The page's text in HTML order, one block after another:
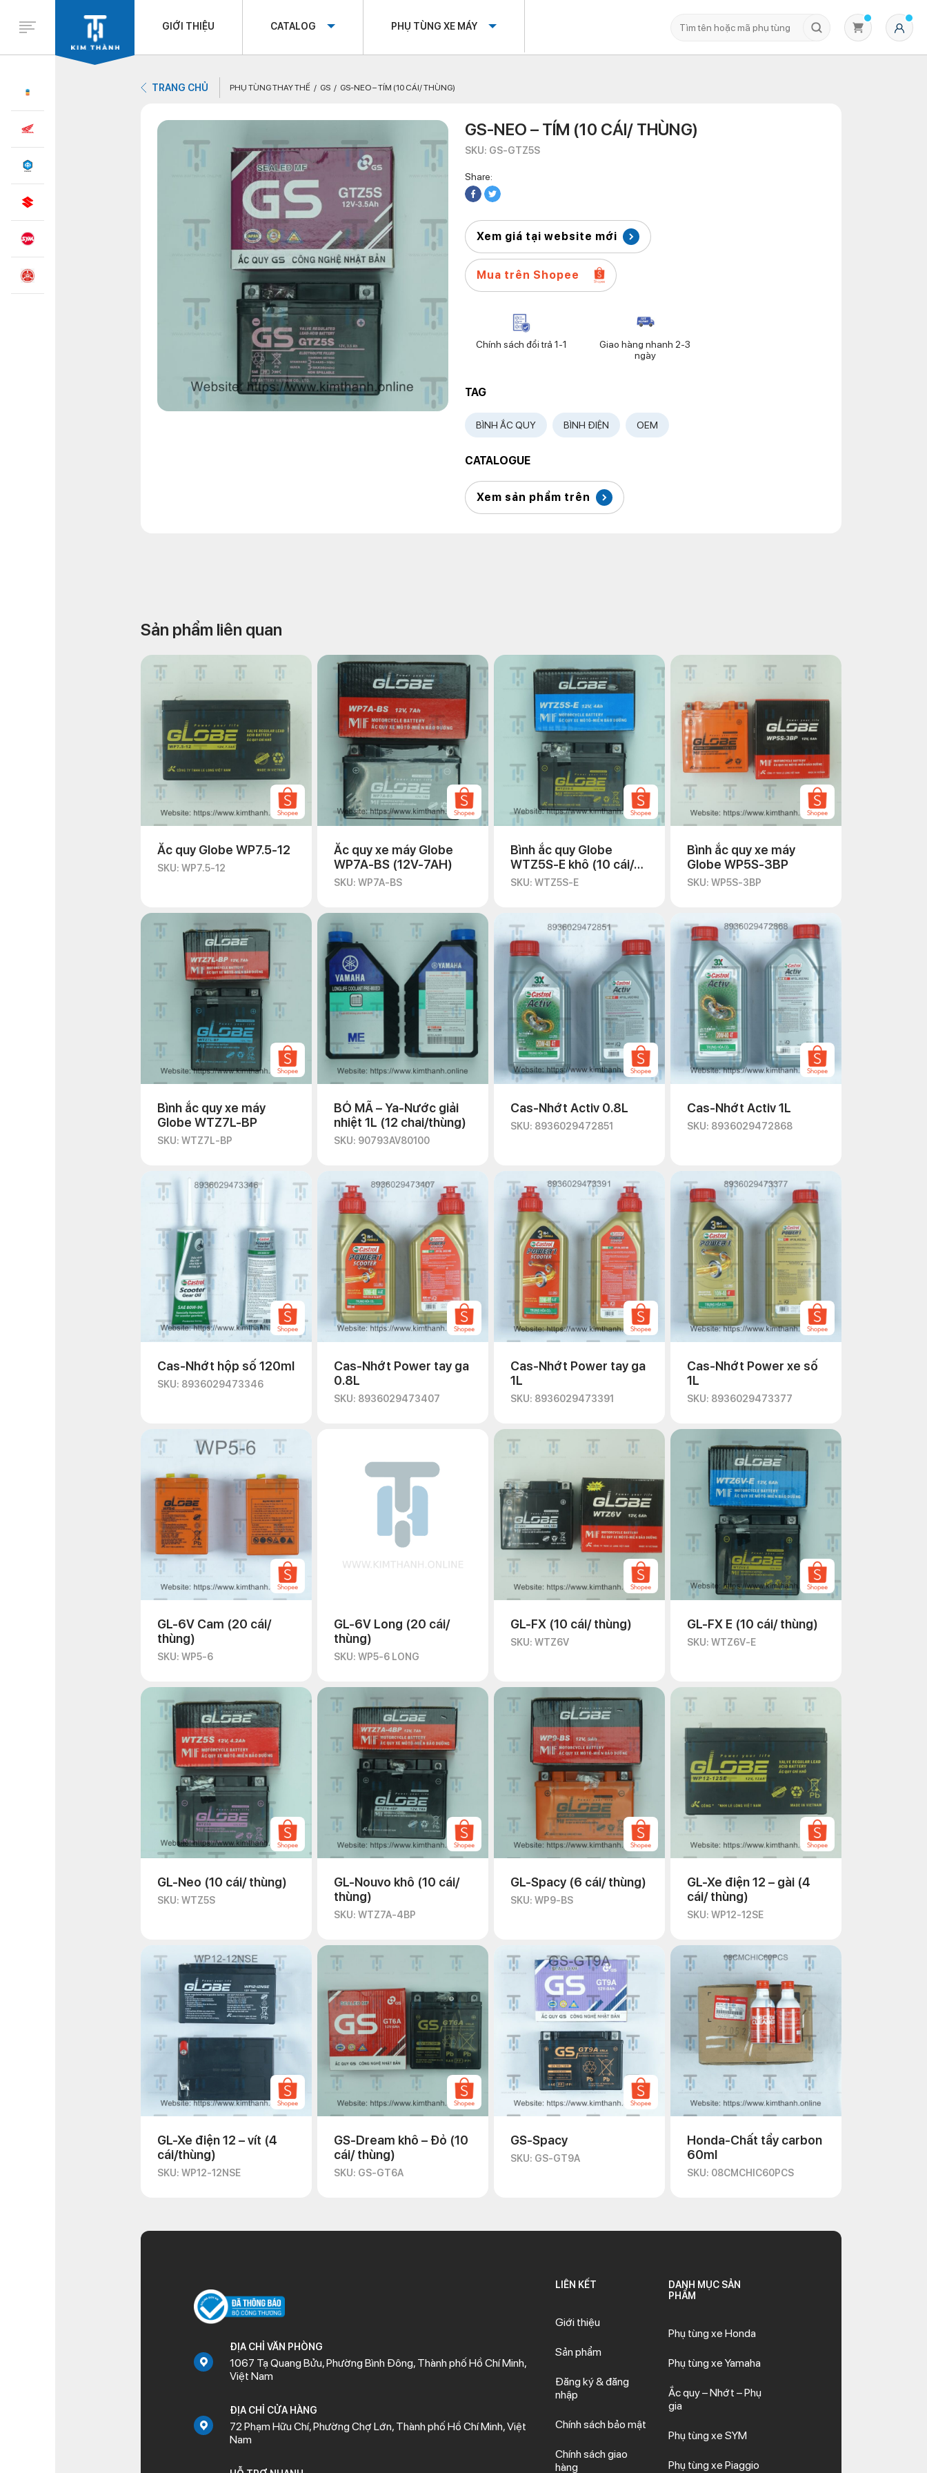
GIỚI THIỆU CATALOG PHỤ TÙNG XE MÁY
TRANG CHỦ PHỤ TÙNG THAY THẾ GS GS-NEO – TÍM (10 CÁI/ THÙNG)
GS-NEO – TÍM (10 CÁI/ THÙNG)
SKU: GS-GTZ5S
Share:
Xem giá tại website mới
Mua trên Shopee
Chính sách đổi trả 1-1
Giao hàng nhanh 2-3
ngày
TAG
BÌNH ẮC QUY BÌNH ĐIỆN OEM
CATALOGUE
Xem sản phẩm trên
Sản phẩm liên quan
Ắc quy Globe WP7.5-12
SKU: WP7.5-12
Ắc quy xe máy Globe
WP7A-BS (12V-7AH)
SKU: WP7A-BS
Bình ắc quy Globe
WTZ5S-E khô (10 cái/
thùng)
SKU: WTZ5S-E
Bình ắc quy xe máy
Globe WP5S-3BP
SKU: WP5S-3BP
Bình ắc quy xe máy
Globe WTZ7L-BP
SKU: WTZ7L-BP
BỎ MÃ – Ya-Nước giải
nhiệt 1L (12 chai/thùng)
SKU: 90793AV80100
Cas-Nhớt Activ 0.8L
SKU: 8936029472851
Cas-Nhớt Activ 1L
SKU: 8936029472868
Cas-Nhớt hộp số 120ml
SKU: 8936029473346
Cas-Nhớt Power tay ga
0.8L
SKU: 8936029473407
Cas-Nhớt Power tay ga
1L
SKU: 8936029473391
Cas-Nhớt Power xe số
1L
SKU: 8936029473377
GL-6V Cam (20 cái/
thùng)
SKU: WP5-6
GL-6V Long (20 cái/
thùng)
SKU: WP5-6 LONG
GL-FX (10 cái/ thùng)
SKU: WTZ6V
GL-FX E (10 cái/ thùng)
SKU: WTZ6V-E
GL-Neo (10 cái/ thùng)
SKU: WTZ5S
GL-Nouvo khô (10 cái/
thùng)
SKU: WTZ7A-4BP
GL-Spacy (6 cái/ thùng)
SKU: WP9-BS
GL-Xe điện 12 – gài (4
cái/ thùng)
SKU: WP12-12SE
GL-Xe điện 12 – vít (4
cái/thùng)
SKU: WP12-12NSE
GS-Dream khô – Đỏ (10
cái/ thùng)
SKU: GS-GT6A
GS-Spacy
SKU: GS-GT9A
Honda-Chất tẩy carbon
60ml
SKU: 08CMCHIC60PCS
ĐỊA CHỈ VĂN PHÒNG
1067 Tạ Quang Bửu, Phường Bình Đông, Thành phố Hồ Chí Minh,
Việt Nam
ĐỊA CHỈ CỬA HÀNG
72 Phạm Hữu Chí, Phường Chợ Lớn, Thành phố Hồ Chí Minh, Việt
Nam
LIÊN KẾT
Giới thiệu
Sản phẩm
Đăng ký & đăng
nhập
Chính sách bảo mật
Chính sách giao
hàng
DANH MỤC SẢN
PHẨM
Phụ tùng xe Honda
Phụ tùng xe Yamaha
Ắc quy – Nhớt – Phụ
gia
Phụ tùng xe SYM
Phụ tùng xe Piaggio